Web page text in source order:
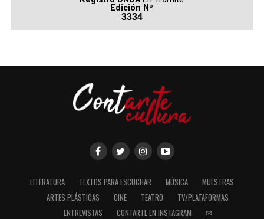
Edición Nº
3334
LITERATURA TEXTOS PARA ESCUCHAR MÚSICA
MUESTRAS
ARTES PLÁSTICAS
CINE TEATRO
TV/PLATAFORMAS
ENTREVISTAS
CONTARTE EN INSTAGRAM ✉